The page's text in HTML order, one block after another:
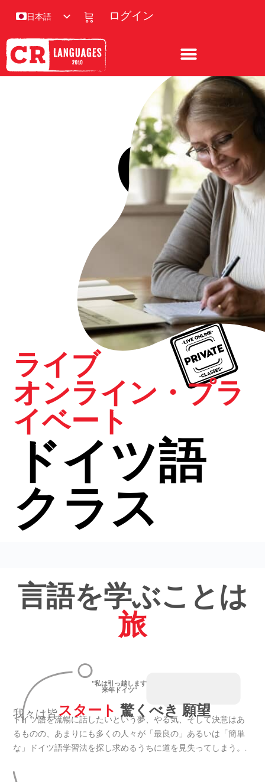
ログイン
日本語
ライブ
オンライン・プラ
イベート
ドイツ語
クラス
言語を学ぶことは
旅
"私は引っ越します
来年ドイツ"
我々は皆スタート 驚くべき 願望
ドイツ語を流暢に話したいという夢、やる気、そして決意はあ
るものの、あまりにも多くの人々が「最良の」あるいは「簡単
な」ドイツ語学習法を探し求めるうちに道を見失ってしまう。.